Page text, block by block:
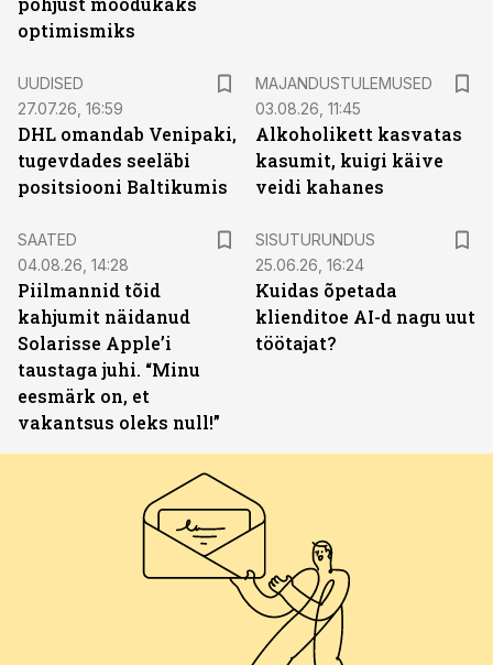
optimismiks
UUDISED
27.07.26, 16:59
DHL omandab Venipaki,
tugevdades seeläbi
positsiooni Baltikumis
MAJANDUSTULEMUSED
03.08.26, 11:45
Alkoholikett kasvatas
kasumit, kuigi käive
veidi kahanes
SAATED
04.08.26, 14:28
Piilmannid tõid
kahjumit näidanud
Solarisse Apple’i
taustaga juhi. “Minu
eesmärk on, et
vakantsus oleks null!”
SISUTURUNDUS
25.06.26, 16:24
Kuidas õpetada
klienditoe AI-d nagu uut
töötajat?